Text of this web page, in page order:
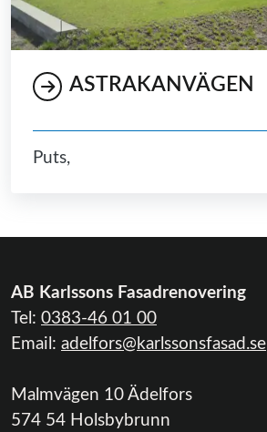
ASTRAKANVÄGEN
Puts,
AB Karlssons Fasadrenovering
Tel: 0383-46 01 00
Email: adelfors@karlssonsfasad.se
Malmvägen 10 Ädelfors
574 54 Holsbybrunn